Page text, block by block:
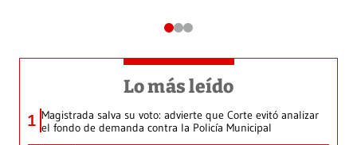
Lo más leído
1 Magistrada salva su voto: advierte que Corte evitó analizar
el fondo de demanda contra la Policía Municipal